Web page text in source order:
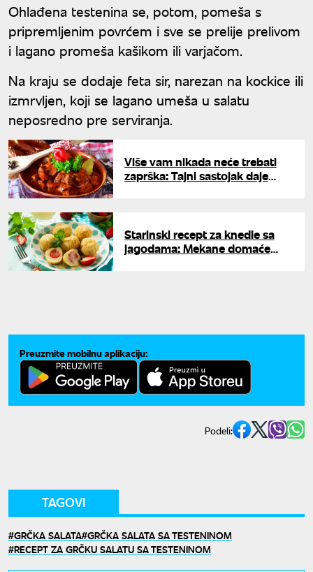
Ohlađena testenina se, potom, pomeša s
pripremljenim povrćem i sve se prelije prelivom
i lagano promeša kašikom ili varjačom.
Na kraju se dodaje feta sir, narezan na kockice ili
izmrvljen, koji se lagano umeša u salatu
neposredno pre serviranja.
Više vam nikada neće trebati
zaprška: Tajni sastojak daje
Starinski recept za knedle sa
jagodama: Mekane domaće
Preuzmite mobilnu aplikaciju:
Podeli:
TAGOVI
GRČKA SALATA GRČKA SALATA SA TESTENINOM
RECEPT ZA GRČKU SALATU SA TESTENINOM